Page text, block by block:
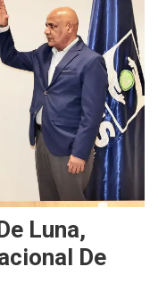
Luna,
De